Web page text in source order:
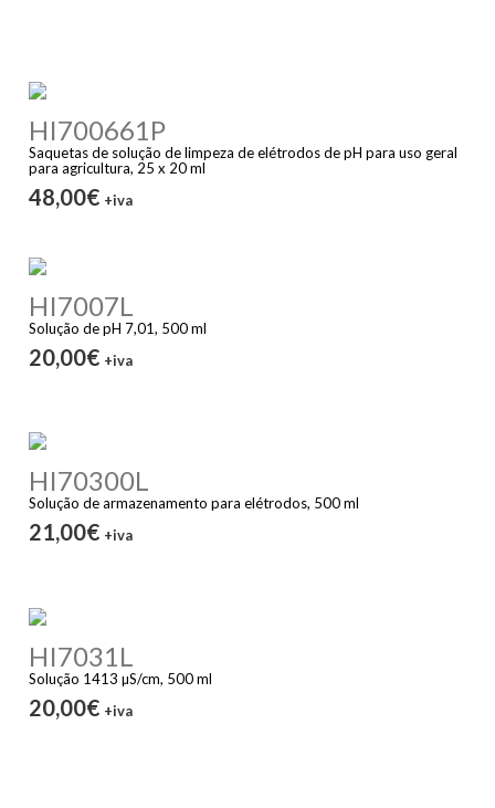
HI700661P
Saquetas de solução de limpeza de elétrodos de pH para uso geral
para agricultura, 25 x 20 ml
48,00€ +iva
HI7007L
Solução de pH 7,01, 500 ml
20,00€ +iva
HI70300L
Solução de armazenamento para elétrodos, 500 ml
21,00€ +iva
HI7031L
Solução 1413 µS/cm, 500 ml
20,00€ +iva